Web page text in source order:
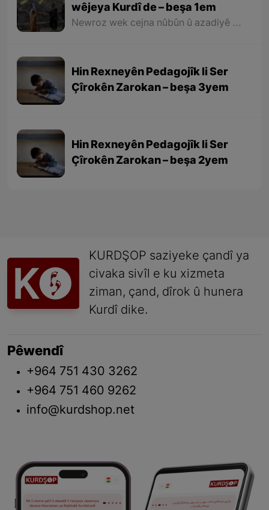
wêjeya Kurdî de – beşa 1em
Newroz wek cejna nûbûn û azadiyê di wêjeya Kurdî de û li cem helbestvan û nivîskarên Kurd, hertim girîngiya xwe hebûye. Helbestvan û nivîskarên Kurd di helbest û nivîsên xwe de Newroz wek bedewiyek, dergeheke azadiyê û sembola rizgariya netewî bi kar anîne. Ev mijare jî vedigere bo girêdana înkarkirî ya Kurd û Kurdistanê bi Newrozê re.
Hin Rexneyên Pedagojîk li Ser
Çîrokên Zarokan – beşa 3yem
Hin Rexneyên Pedagojîk li Ser
Çîrokên Zarokan – beşa 2yem
KURDŞOP saziyeke çandî ya
civaka sivîl e ku xizmeta
ziman, çand, dîrok û hunera
Kurdî dike.
Pêwendî
+964 751 430 3262
+964 751 460 9262
info@kurdshop.net